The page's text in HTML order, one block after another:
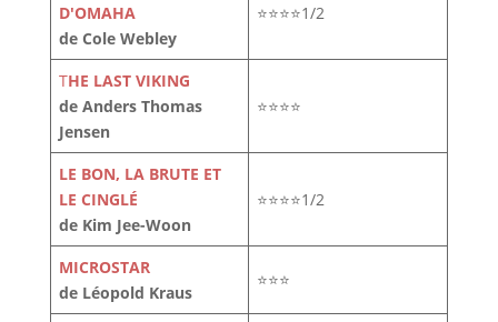
D'OMAHA
de Cole Webley
⭐⭐⭐⭐1/2
THE LAST VIKING
de Anders Thomas
Jensen
⭐⭐⭐⭐
LE BON, LA BRUTE ET
LE CINGLÉ
de Kim Jee-Woon
⭐⭐⭐⭐1/2
MICROSTAR
de Léopold Kraus
⭐⭐⭐